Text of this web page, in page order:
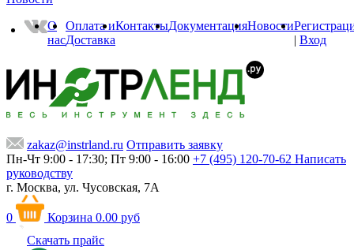
О
нас
Оплата и
Доставка
КонтактыДокументацияНовости
| Вход
zakaz@instrland.ru Отправить заявку
Пн-Чт 9:00 - 17:30; Пт 9:00 - 16:00 +7 (495) 120-70-62 Написать
руководству
г. Москва, ул. Чусовская, 7А
0 Корзина 0.00 руб
Скачать прайс